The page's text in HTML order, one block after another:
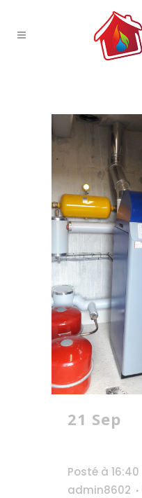
21 Sep
Posté à 16:40
admin8602